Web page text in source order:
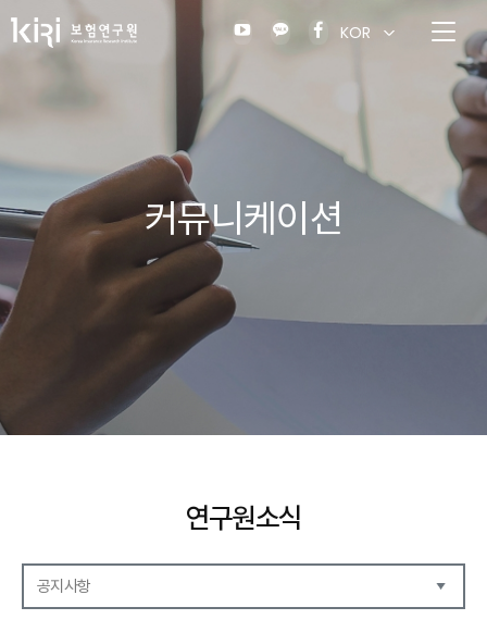
KOR
커뮤니케이션
연구원소식
공지사항